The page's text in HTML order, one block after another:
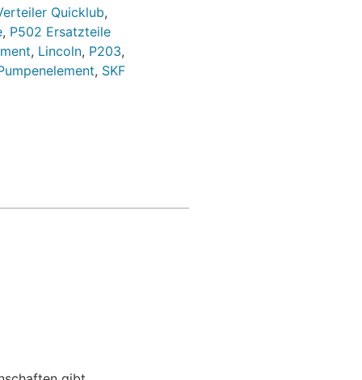
Quicklub,
, P502 Ersatzteile
, Lincoln, P203,
, SKF